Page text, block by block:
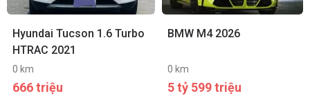
Hyundai Tucson 1.6 Turbo
HTRAC 2021
0 km
666 triệu
BMW M4 2026
0 km
5 tỷ 599 triệu